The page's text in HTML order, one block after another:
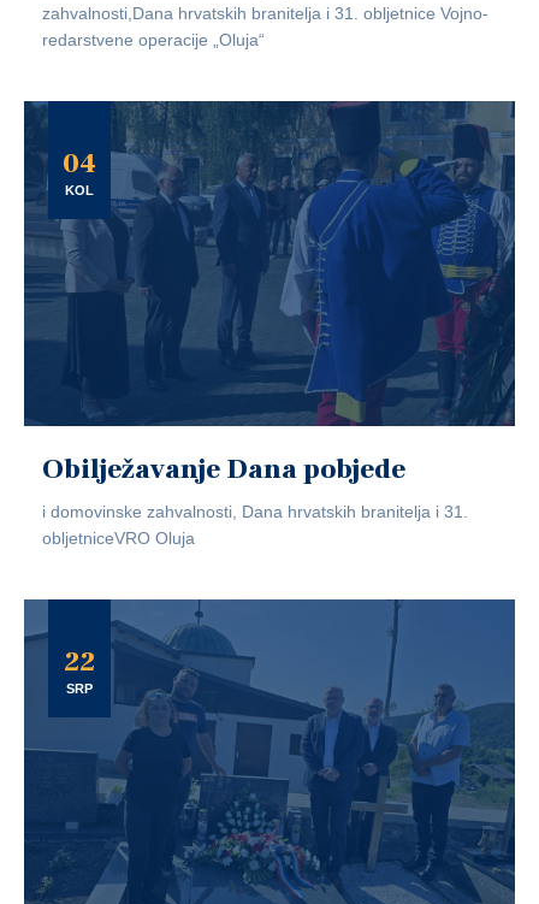
zahvalnosti,Dana hrvatskih branitelja i 31. obljetnice Vojno-
redarstvene operacije „Oluja“
04
KOL
Obilježavanje Dana pobjede
i domovinske zahvalnosti, Dana hrvatskih branitelja i 31.
obljetniceVRO Oluja
22
SRP